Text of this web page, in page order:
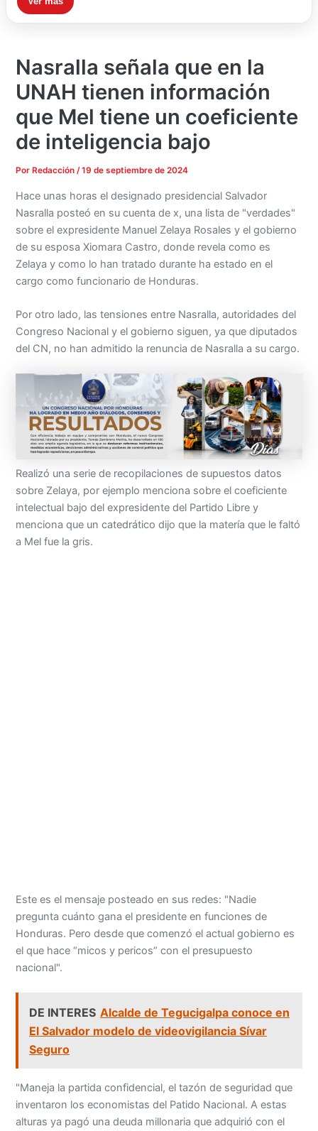
Nasralla señala que en la
UNAH tienen información
que Mel tiene un coeficiente
de inteligencia bajo
Por Redacción/19 de septiembre de 2024
Hace unas horas el designado presidencial Salvador
Nasralla posteó en su cuenta de x, una lista de "verdades"
sobre el expresidente Manuel Zelaya Rosales y el gobierno
de su esposa Xiomara Castro, donde revela como es
Zelaya y como lo han tratado durante ha estado en el
cargo como funcionario de Honduras.
Por otro lado, las tensiones entre Nasralla, autoridades del
Congreso Nacional y el gobierno siguen, ya que diputados
del CN, no han admitido la renuncia de Nasralla a su cargo.
Realizó una serie de recopilaciones de supuestos datos
sobre Zelaya, por ejemplo menciona sobre el coeficiente
intelectual bajo del expresidente del Partido Libre y
menciona que un catedrático dijo que la matería que le faltó
a Mel fue la gris.
Este es el mensaje posteado en sus redes: "Nadie
pregunta cuánto gana el presidente en funciones de
Honduras. Pero desde que comenzó el actual gobierno es
el que hace “micos y pericos” con el presupuesto
nacional".
DE INTERES Alcalde de Tegucigalpa conoce en
El Salvador modelo de videovigilancia Sívar
Seguro
"Maneja la partida confidencial, el tazón de seguridad que
inventaron los economistas del Patido Nacional. A estas
alturas ya pagó una deuda millonaria que adquirió con el